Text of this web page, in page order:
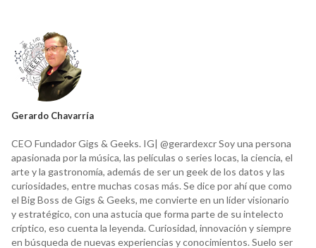
Gerardo Chavarría
CEO Fundador Gigs & Geeks. IG| @gerardexcr Soy una persona
apasionada por la música, las películas o series locas, la ciencia, el
arte y la gastronomía, además de ser un geek de los datos y las
curiosidades, entre muchas cosas más. Se dice por ahí que como
el Big Boss de Gigs & Geeks, me convierte en un líder visionario
y estratégico, con una astucia que forma parte de su intelecto
críptico, eso cuenta la leyenda. Curiosidad, innovación y siempre
en búsqueda de nuevas experiencias y conocimientos. Suelo ser